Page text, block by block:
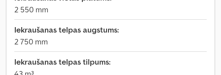
2 550 mm
Iekraušanas telpas augstums:
2 750 mm
Iekraušanas telpas tilpums: